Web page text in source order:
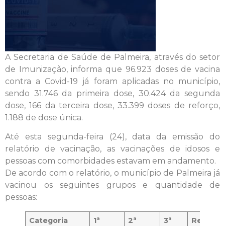
A Secretaria de Saúde de Palmeira, através do setor
de Imunização, informa que 96.923 doses de vacina
contra a Covid-19 já foram aplicadas no município,
sendo 31.746 da primeira dose, 30.424 da segunda
dose, 166 da terceira dose, 33.399 doses de reforço,
1.188 de dose única.
Até esta segunda-feira (24), data da emissão do
relatório de vacinação, as vacinações de idosos e
pessoas com comorbidades estavam em andamento.
De acordo com o relatório, o município de Palmeira já
vacinou os seguintes grupos e quantidade de
pessoas:
Categoria
1ª
2ª
3ª